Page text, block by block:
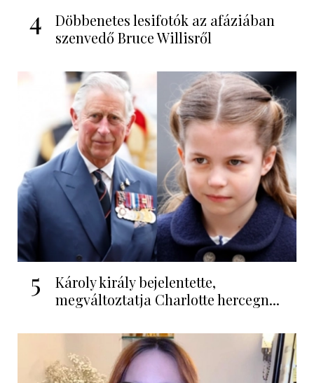
4
Döbbenetes lesifotók az afáziában
szenvedő Bruce Willisről
5
Károly király bejelentette,
megváltoztatja Charlotte hercegn...